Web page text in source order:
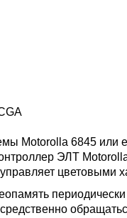
Motorolla 6845 или
ЭЛТ
цветовыми